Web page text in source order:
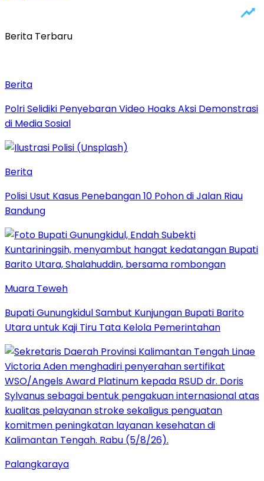
Berita Terbaru
Berita
Polri Selidiki Penyebaran Video Hoaks Aksi Demonstrasi
di Media Sosial
Berita
Polisi Usut Kasus Penebangan 10 Pohon di Jalan Riau
Bandung
Muara Teweh
Bupati Gunungkidul Sambut Kunjungan Bupati Barito
Utara untuk Kaji Tiru Tata Kelola Pemerintahan
Palangkaraya